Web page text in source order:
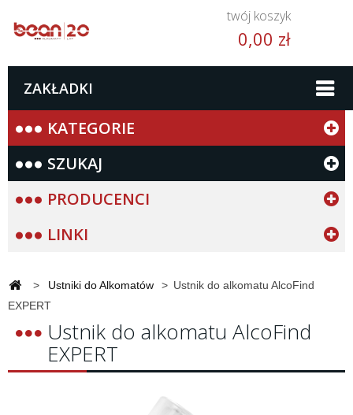
twój koszyk
0,00 zł
ZAKŁADKI
KATEGORIE
SZUKAJ
PRODUCENCI
LINKI
> Ustniki do Alkomatów > Ustnik do alkomatu AlcoFind
EXPERT
Ustnik do alkomatu AlcoFind
EXPERT